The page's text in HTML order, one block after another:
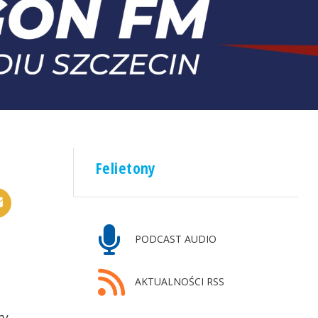
Felietony
PODCAST AUDIO
AKTUALNOŚCI RSS